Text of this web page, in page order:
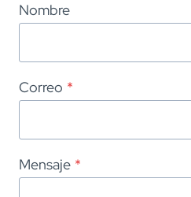
Nombre
Correo *
Mensaje *